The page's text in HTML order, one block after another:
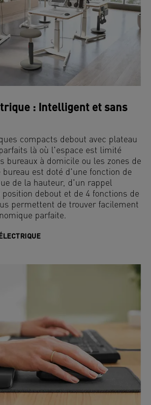
: Intelligent et sans
compacts debout avec plateau
là où l'espace est limité
bureaux à domicile ou les zones de
bureau est doté d'une fonction de
de la hauteur, d'un rappel
debout et de 4 fonctions de
permettent de trouver facilement
parfaite.